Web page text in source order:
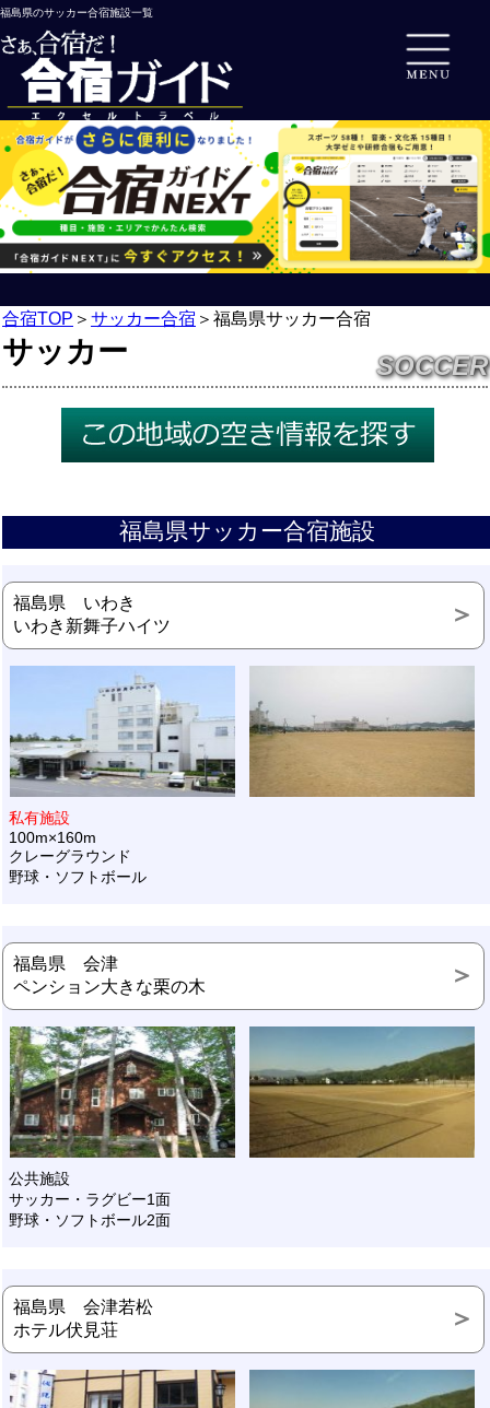
福島県のサッカー合宿施設一覧
合宿TOP ＞ サッカー合宿 ＞ 福島県サッカー合宿
サッカー SOCCER
福島県サッカー合宿施設
福島県 いわき
いわき新舞子ハイツ
私有施設
100m×160m
クレーグラウンド
野球・ソフトボール
福島県 会津
ペンション大きな栗の木
公共施設
サッカー・ラグビー1面
野球・ソフトボール2面
福島県 会津若松
ホテル伏見荘